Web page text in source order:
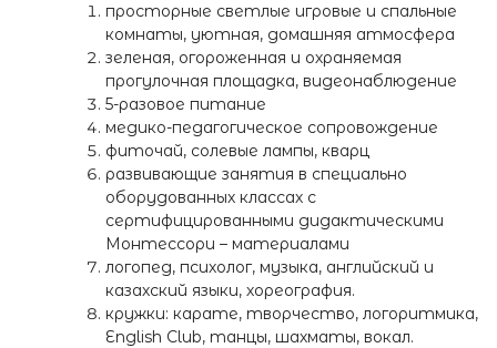
просторные светлые игровые и спальные
комнаты, уютная, домашняя атмосфера
зеленая, огороженная и охраняемая
прогулочная площадка, видеонаблюдение
5-разовое питание
медико-педагогическое сопровождение
фиточай, солевые лампы, кварц
развивающие занятия в специально
оборудованных классах с
сертифицированными дидактическими
Монтессори – материалами
логопед, психолог, музыка, английский и
казахский языки, хореография.
кружки: карате, творчество, логоритмика,
English Club, танцы, шахматы, вокал.